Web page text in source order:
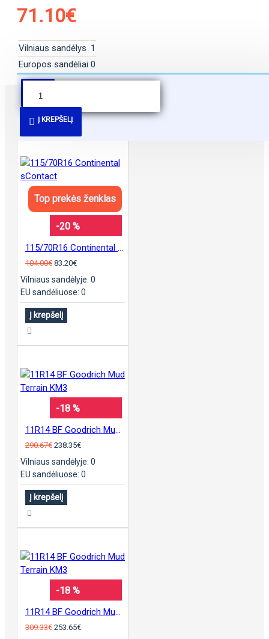
71.10€
Vilniaus sandėlys 1
Europos sandėliai 0
Į KREPŠELĮ
PANAŠŪS PASIŪLYMAI
Top prekės ženklas
-20 %
104.00€ 83.20€
Vilniaus sandėlyje: 0
EU sandėliuose: 0
Į krepšelį
-18 %
290.67€ 238.35€
Vilniaus sandėlyje: 0
EU sandėliuose: 0
Į krepšelį
-18 %
309.33€ 253.65€